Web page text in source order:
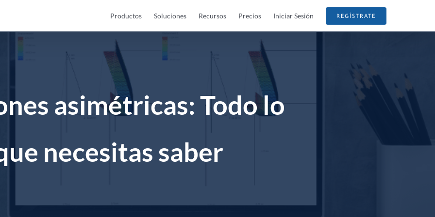
Productos Soluciones Recursos Precios Iniciar Sesión REGÍSTRATE
asimétricas: Todo lo
necesitas saber